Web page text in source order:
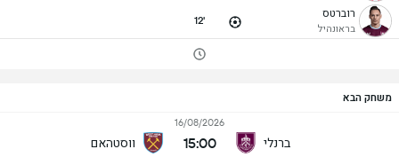
רוברטס
בראונהיל
12'
משחק הבא
ברנלי
16/08/2026
15:00 ווסטהאם